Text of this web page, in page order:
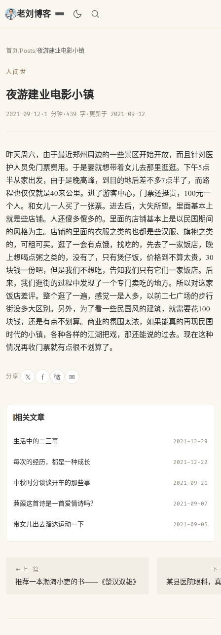
老刘博客
首页/Posts/夜游建业电影小镇
人间世
夜游建业电影小镇
2021-09-12 · 1 分钟· 439 字 · 更新于 2021-09-12
昨天周六，由于最近郑州周边的一些景区开始开放，而且针对医
护人员免门票费用。于是妻就想带着女儿去那里逛逛。下午5点
半从家出发，由于是晚高峰，到目的地后差不多7点半了，而路
程也仅仅就是40来公里。进了游客中心，门票还挺贵，100元一
个人。和女儿一人买了一张票。进去后，大失所望。里面基本上
就是些店铺。人还傻多傻多的。里面的店铺基本上是以民国期间
的风格为主。店铺的里面的衣服之类的也都是些汉服、旗袍之类
的，可租可买。逛了一会有点饿，找吃的，先去了一家饭店，晚
上想喝点粥之类的，没有了，只有煲仔饭，价格到不算太贵，30
块钱一份吧，但是我们不想吃，告知我们只有它们一家饭店。后
来，我们逛街的过程中发现了一个专门卖吃的地方。所以对这家
饭店差评。整个逛了一遍，感觉一是人多，以前二七广场的步行
街没多大区别。另外，为了看一些民国风的建筑，就需要花100
块钱，还是有点不划算。商业的氛围太浓，如果能真的再现民国
时代的小镇，各种各样的江湖把戏，那还能说的过去。现在这种
情况再收门票就有点很不划算了。
分享 𝕏 f 微 ✉
相关文章
生活中的二三事 2021-12-29
每次的经历，都是一种成长 2021-12-22
中秋时分谈谈开车的那些事 2021-09-21
蒹葭这首诗是一首爱情诗吗？ 2021-09-07
带女儿出去溜达运动一下 2021-09-05
← 上一篇
推荐一本渤海小吏的书——《楚汉双雄》
下
某县医院眼科，